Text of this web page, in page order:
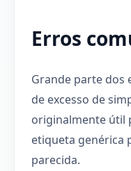
Erros
Grande parte dos
de excesso de
originalmente útil
etiqueta genérica
parecida.